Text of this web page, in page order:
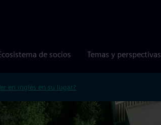
de socios Temas y perspectivas
en inglés en su lugar?